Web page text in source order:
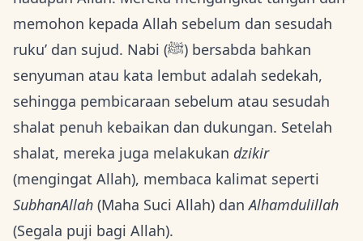
memohon kepada Allah sebelum dan sesudah
ruku’ dan sujud. Nabi (ﷺ) bersabda bahkan
senyuman atau kata lembut adalah sedekah,
sehingga pembicaraan sebelum atau sesudah
shalat penuh kebaikan dan dukungan. Setelah
shalat, mereka juga melakukan dzikir
(mengingat Allah), membaca kalimat seperti
SubhanAllah (Maha Suci Allah) danAlhamdulillah
(Segala puji bagi Allah).